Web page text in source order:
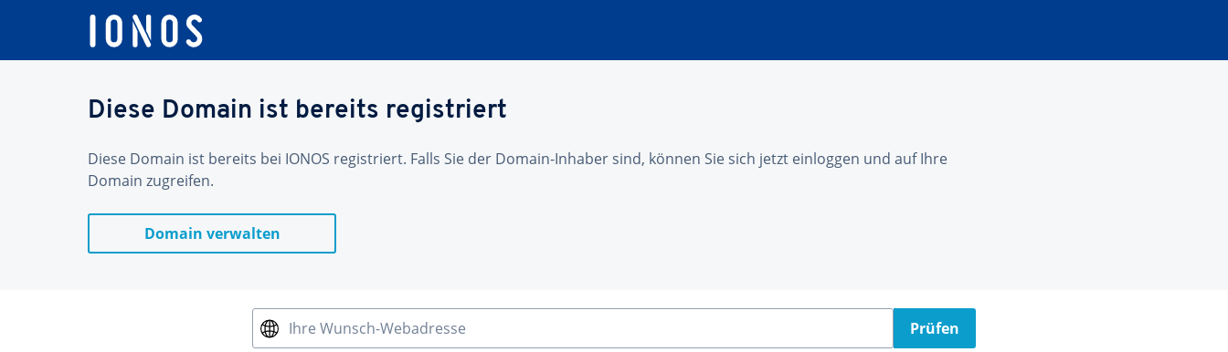
Diese Domain ist bereits registriert
Diese Domain ist bereits bei IONOS registriert. Falls Sie der Domain-Inhaber sind, können Sie sich jetzt einloggen und auf Ihre
Domain zugreifen.
Domain verwalten
Ihre Wunsch-Webadresse Prüfen